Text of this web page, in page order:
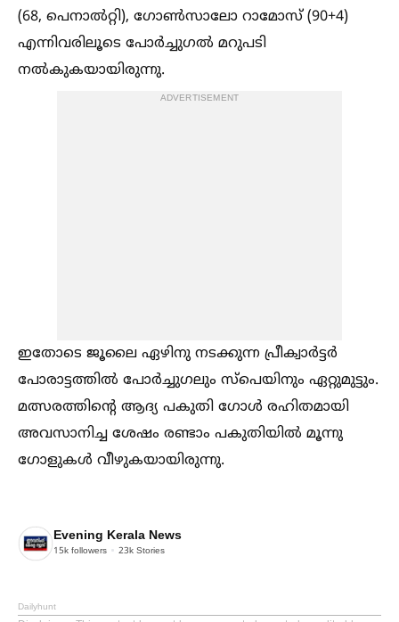
(68, പെനാല്‍റ്റി), ഗോണ്‍സാലോ റാമോസ് (90+4)
എന്നിവരിലൂടെ പോർച്ചുഗല്‍ മറുപടി
നല്‍കുകയായിരുന്നു.
ADVERTISEMENT
ഇതോടെ ജൂലൈ ഏഴിനു നടക്കുന്ന പ്രീക്വാർട്ടർ
പോരാട്ടത്തില്‍ പോർച്ചുഗലും സ്പെയിനും ഏറ്റുമുട്ടും.
മത്സരത്തിന്റെ ആദ്യ പകുതി ഗോള്‍ രഹിതമായി
അവസാനിച്ച ശേഷം രണ്ടാം പകുതിയില്‍ മൂന്നു
ഗോളുകള്‍ വീഴുകയായിരുന്നു.
Evening Kerala News
15k followers 23k Stories
Dailyhunt